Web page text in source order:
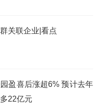
关联企业|看点
盈喜后涨超6% 预计去年
22亿元